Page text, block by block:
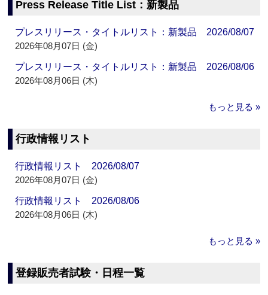
Press Release Title List：新製品
プレスリリース・タイトルリスト：新製品 2026/08/07
2026年08月07日 (金)
プレスリリース・タイトルリスト：新製品 2026/08/06
2026年08月06日 (木)
もっと見る »
行政情報リスト
行政情報リスト 2026/08/07
2026年08月07日 (金)
行政情報リスト 2026/08/06
2026年08月06日 (木)
もっと見る »
登録販売者試験・日程一覧